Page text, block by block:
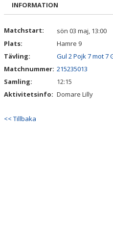
DOKUMENT
INFORMATION
Matchstart:
sön 03 maj, 13:00
Plats:
Hamre 9
Tävling:
Gul 2 Pojk 7 mot 7
Matchnummer: 215235013
Samling:
12:15
Aktivitetsinfo: Domare Lilly
<< Tillbaka